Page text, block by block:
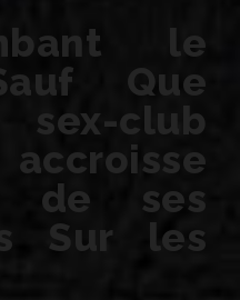
le
Que
club
de ses
Sur les